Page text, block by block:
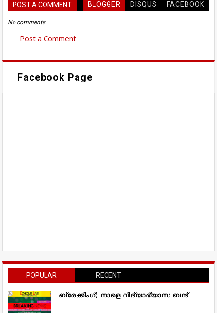
POST A COMMENT BLOGGER DISQUS FACEBOOK
No comments
Post a Comment
Facebook Page
POPULAR RECENT
ബ്രേക്കിംഗ്; നാളെ വിദ്യാഭ്യാസ ബന്ദ്